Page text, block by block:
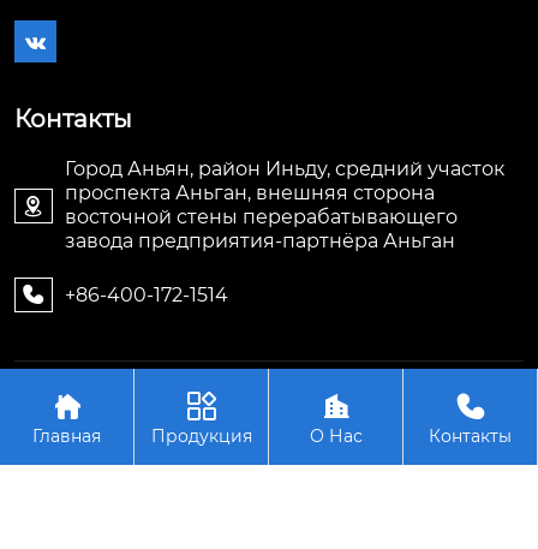

Контакты

Город Аньян, район Иньду, средний участок
проспекта Аньган, внешняя сторона
восточной стены перерабатывающего
завода предприятия-партнёра Аньган
 +86-400-172-1514
Авторское право©ООО Аньян Тэнжуй
Энергосберегающее Оборудование

Главная

Продукция

О Нас

Контакты